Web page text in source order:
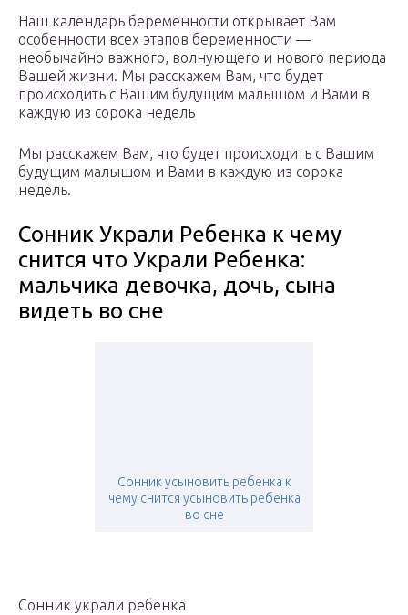
Наш календарь беременности открывает Вам
особенности всех этапов беременности —
необычайно важного, волнующего и нового периода
Вашей жизни. Мы расскажем Вам, что будет
происходить с Вашим будущим малышом и Вами в
каждую из сорока недель
Мы расскажем Вам, что будет происходить с Вашим
будущим малышом и Вами в каждую из сорока
недель.
Сонник Украли Ребенка к чему
снится что Украли Ребенка:
мальчика девочка, дочь, сына
видеть во сне
Сонник усыновить ребенка к
чему снится усыновить ребенка
во сне
Сонник украли ребенка